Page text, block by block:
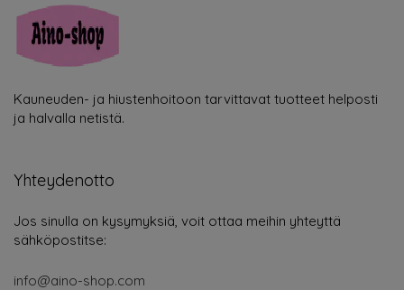
Kauneuden- ja hiustenhoitoon tarvittavat tuotteet helposti
ja halvalla netistä.
Yhteydenotto
Jos sinulla on kysymyksiä, voit ottaa meihin yhteyttä
sähköpostitse:
info@aino-shop.com